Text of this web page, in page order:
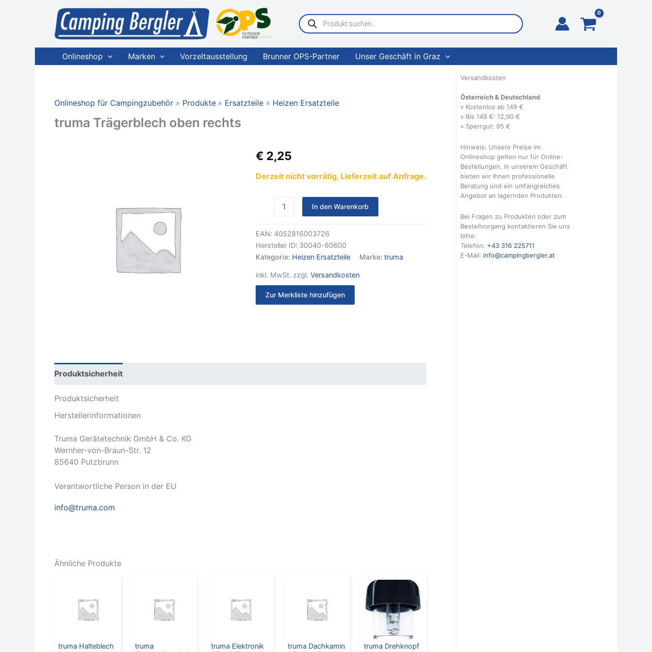
Products
search
Onlineshop Marken Vorzeltausstellung Brunner OPS-Partner Unser Geschäft in Graz
Onlineshop für Campingzubehör Produkte Ersatzteile Heizen Ersatzteile
truma Trägerblech oben rechts
€ 2,25
Derzeit nicht vorrätig, Lieferzeit auf Anfrage.
truma
Trägerblech
rechts
In den Warenkorb
EAN: 4052816003726
Hersteller ID: 30040-60600
Kategorie: Heizen Ersatzteile Marke: truma
inkl. MwSt. zzgl. Versandkosten
Zur Merkliste hinzufügen
Produktsicherheit
Produktsicherheit
Herstellerinformationen
Truma Gerätetechnik GmbH & Co. KG
Wernher-von-Braun-Str. 12
85640 Putzbrunn
Verantwortliche Person in der EU
info@truma.com
Ähnliche Produkte
truma Halteblech
truma
truma Elektronik
truma Dachkamin
truma Drehknopf
Versandkosten
Österreich & Deutschland
» Kostenlos ab 149 €
» Bis 149 €: 12,90 €
» Sperrgut: 95 €
Hinweis: Unsere Preise im
Onlineshop gelten nur für Online-
Bestellungen. In unserem Geschäft
bieten wir Ihnen professionelle
Beratung und ein umfangreiches
Angebot an lagernden Produkten.
Bei Fragen zu Produkten oder zum
Bestellvorgang kontaktieren Sie uns
bitte:
Telefon: +43 316 225711
E-Mail: info@campingbergler.at